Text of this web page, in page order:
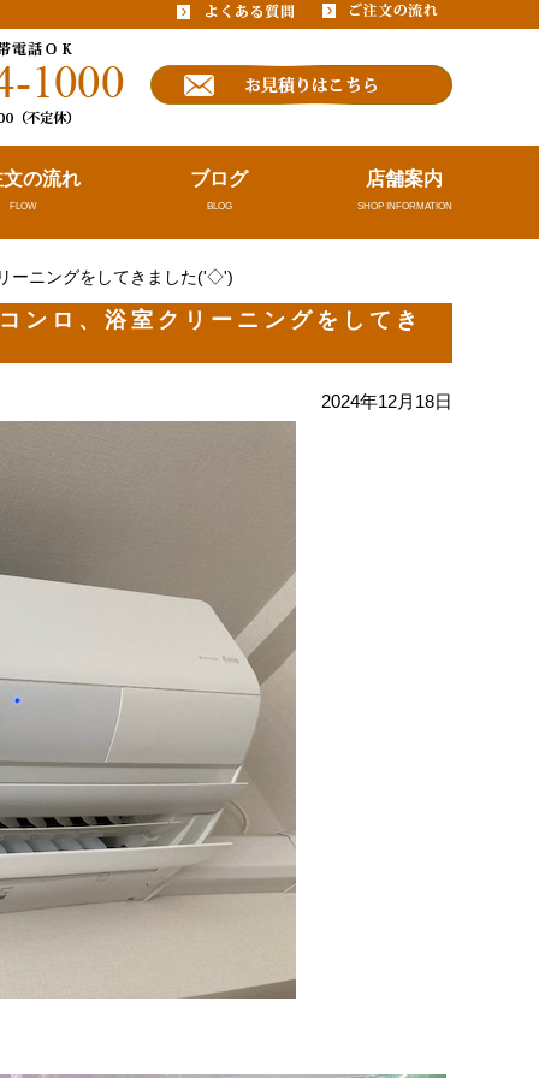
文の流れ
FLOW
ブログ
BLOG
店舗案内
SHOP INFORMATION
ーニングをしてきました('◇')ゞ
ンロ、浴室クリーニングをしてき
2024年12月18日